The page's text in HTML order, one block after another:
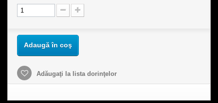
Adaugă în coş
Adăugaţi la lista dorinţelor